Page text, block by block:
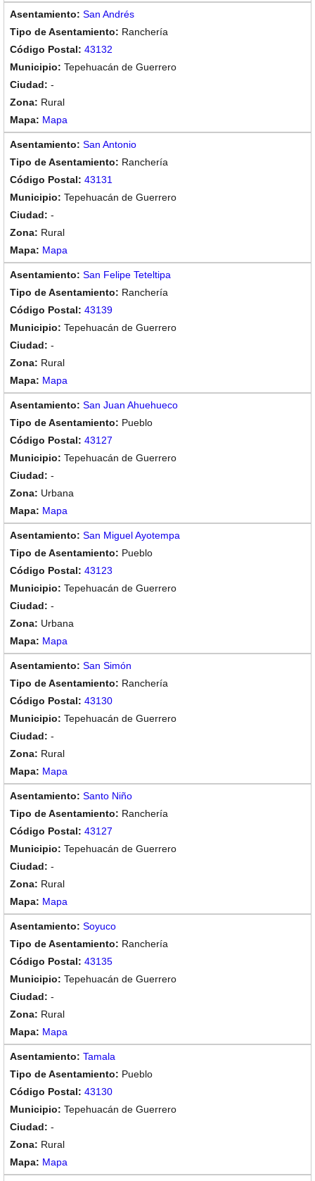
San Andrés
Ranchería
43132
Tepehuacán de Guerrero
-
Rural
Mapa
San Antonio
Ranchería
43131
Tepehuacán de Guerrero
-
Rural
Mapa
San Felipe Teteltipa
Ranchería
43139
Tepehuacán de Guerrero
-
Rural
Mapa
San Juan Ahuehueco
Pueblo
43127
Tepehuacán de Guerrero
-
Urbana
Mapa
San Miguel Ayotempa
Pueblo
43123
Tepehuacán de Guerrero
-
Urbana
Mapa
San Simón
Ranchería
43130
Tepehuacán de Guerrero
-
Rural
Mapa
Santo Niño
Ranchería
43127
Tepehuacán de Guerrero
-
Rural
Mapa
Soyuco
Ranchería
43135
Tepehuacán de Guerrero
-
Rural
Mapa
Tamala
Pueblo
43130
Tepehuacán de Guerrero
-
Rural
Mapa